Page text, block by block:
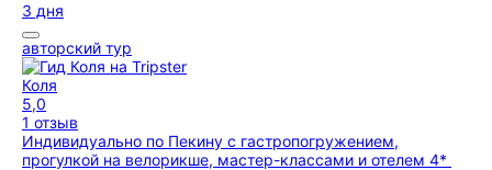
3 дня
авторский тур
Коля
5,0
1 отзыв
Индивидуально по Пекину с гастропогружением,
прогулкой на велорикше, мастер-классами и отелем 4*